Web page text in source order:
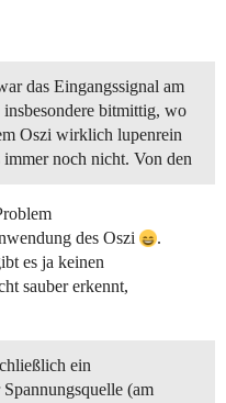
das Eingangssignal am
bitmittig, wo
Oszi wirklich lupenrein
noch nicht. Von den
des Oszi
.
es ja keinen
sauber erkennt,
ein
(am